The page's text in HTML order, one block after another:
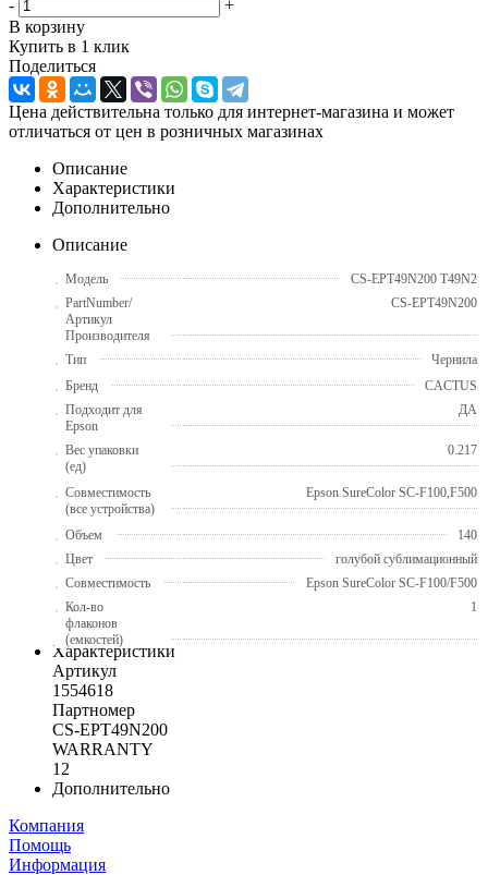
-
+
В корзину
Купить в 1 клик
Поделиться
Цена действительна только для интернет-магазина и может
отличаться от цен в розничных магазинах
Описание
Характеристики
Дополнительно
Описание
Модель
CS-EPT49N200 T49N2
PartNumber/
Артикул
Производителя
CS-EPT49N200
Тип
Чернила
Бренд
CACTUS
Подходит для
Epson
ДА
Вес упаковки
(ед)
0.217
Совместимость
(все устройства)
Epson SureColor SC-F100,F500
Объем
140
Цвет
голубой сублимационный
Совместимость
Epson SureColor SC-F100/F500
Кол-во
флаконов
(емкостей)
1
Характеристики
Артикул
1554618
Партномер
CS-EPT49N200
WARRANTY
12
Дополнительно
Компания
Помощь
Информация